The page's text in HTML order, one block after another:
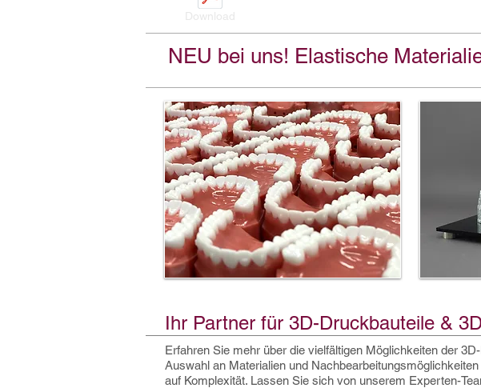
NEU bei uns! Elastische
Ihr Partner für 3D-Druckbauteile &
Erfahren Sie mehr über die vielfältigen Möglichkeiten der
Auswahl an Materialien und
auf Komplexität. Lassen Sie sich von unserem Experten-